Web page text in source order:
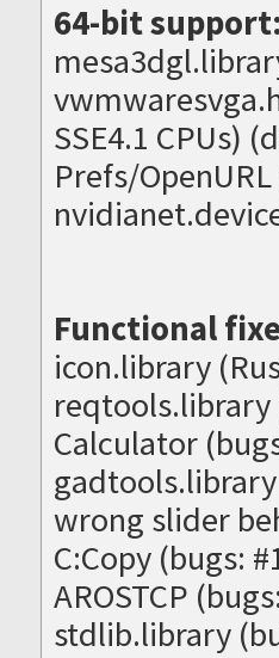
64-bit support:
SSE4.1 CPUs)
Prefs/
Functional
icon.library
reqtools.library
Calculator
wrong slider
C:Copy (bugs:
AROSTCP
stdlib.library